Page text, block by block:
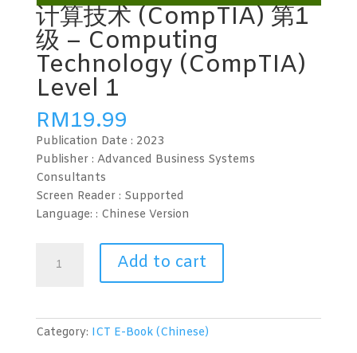
计算技术 (CompTIA) 第1
级 – Computing
Technology (CompTIA)
Level 1
RM19.99
Publication Date : 2023
Publisher : Advanced Business Systems
Consultants
Screen Reader : Supported
Language: : Chinese Version
(CompTIA)
Add to cart
Category: ICT E-Book (Chinese)